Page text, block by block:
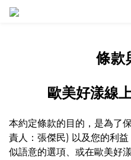
條款
歐美好漾線
本約定條款的目的，是為了
責人：張傑民) 以及您的利
似語意的選項、或在歐美好